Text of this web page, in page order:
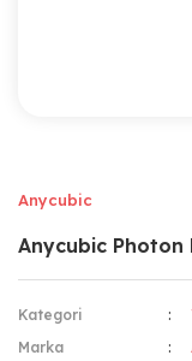
Anycubic
Anycubic Photon
Kategori
Marka